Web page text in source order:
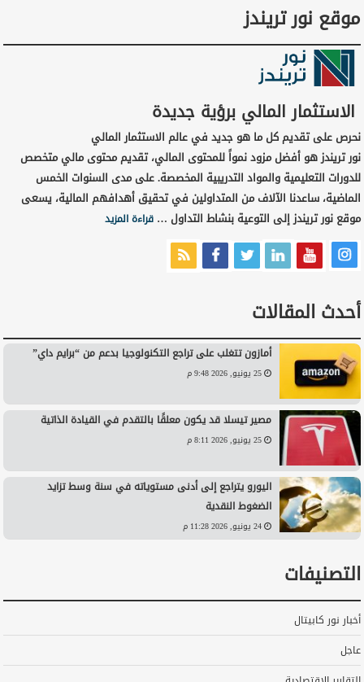
موقع نور تريندز
الاستثمار المالي برؤية جديدة
نحرص على تقديم كل ما هو جديد في عالم الاستثمار المالي
نور تريندز هو أفضل مزود نمواً للمحتوى المالي، تقديم محتوى مالي متخصص
للدورات التعليمية والمواد التدريبية المخصصة. على مدى السنوات الخمس
الماضية، ساعدنا الآلاف من المتداولين في تحقيق أهدافهم المالية، يسعى
موقع نور تريندز إلى التوعية بنشاط التداول …قراءة المزيد
أحدث المقالات
أمازون تتغلب على تراجع التكنولوجيا بدعم من “برايم داي”
25 يونيو, 2026 9:48 م
مصير تيسلا قد يكون معلقًا بالتقدم في القيادة الذاتية
25 يونيو, 2026 8:11 م
اليورو يتراجع إلى أدنى مستوياته في سنة وسط تزايد
الضغوط النقدية
24 يونيو, 2026 11:28 م
التصنيفات
أخبار نور كابيتال
عاجل